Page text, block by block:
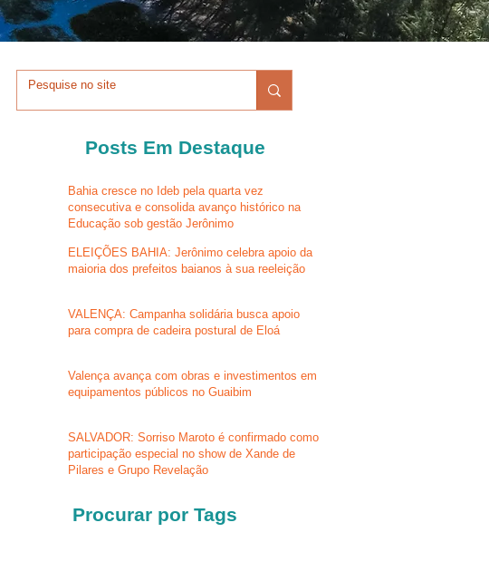
Posts Em Destaque
Bahia cresce no Ideb pela quarta vez
consecutiva e consolida avanço histórico na
Educação sob gestão Jerônimo
ELEIÇÕES BAHIA: Jerônimo celebra apoio da
maioria dos prefeitos baianos à sua reeleição
VALENÇA: Campanha solidária busca apoio
para compra de cadeira postural de Eloá
Valença avança com obras e investimentos em
equipamentos públicos no Guaibim
SALVADOR: Sorriso Maroto é confirmado como
participação especial no show de Xande de
Pilares e Grupo Revelação
Procurar por Tags